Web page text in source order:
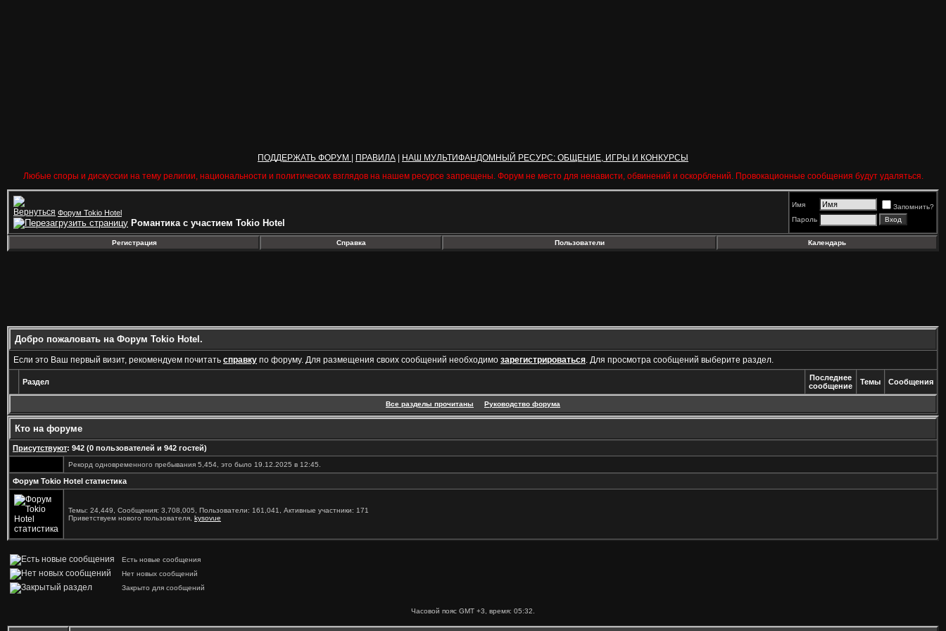
ПОДДЕРЖАТЬ ФОРУМ ПРАВИЛА
НАШ МУЛЬТИФАНДОМНЫЙ РЕСУРС: ОБЩЕНИЕ, ИГРЫ И КОНКУРСЫ
Любые споры и дискуссии на тему религии, национальности и политических взглядов на нашем ресурсе запрещены. Форум не место для ненависти, обвинений и оскорблений. Провокационные сообщения будут удаляться.
Форум Tokio Hotel
Романтика с участием Tokio Hotel
Имя
Запомнить?
Пароль
Регистрация Справка Пользователи Календарь
Добро пожаловать на Форум Tokio Hotel.
Если это Ваш первый визит, рекомендуем почитать справку по форуму. Для размещения своих сообщений необходимо зарегистрироваться. Для просмотра сообщений выберите раздел.
Раздел
Последнее
сообщение
Темы Сообщения
Все разделы прочитаны Руководство форума
Кто на форуме
Присутствуют: 942 (0 пользователей и 942 гостей)
Рекорд одновременного пребывания 5,454, это было 19.12.2025 в 12:45.
Форум Tokio Hotel статистика
Темы: 24,449, Сообщения: 3,708,005, Пользователи: 161,041, Активные участники: 171
Приветствуем нового пользователя, kysovue
Есть новые сообщения
Нет новых сообщений
Закрыто для сообщений
Часовой пояс GMT +3, время: 05:32